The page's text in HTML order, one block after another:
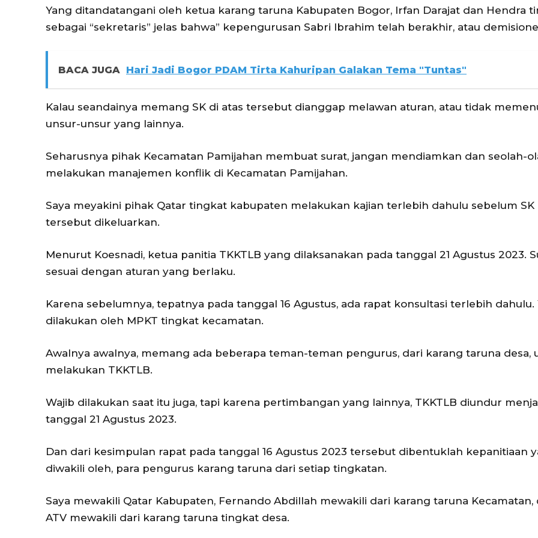
Yang ditandatangani oleh ketua karang taruna Kabupaten Bogor, Irfan Darajat dan Hendra
sebagai “sekretaris” jelas bahwa” kepengurusan Sabri Ibrahim telah berakhir, atau
BACA JUGA Hari Jadi Bogor PDAM Tirta Kahuripan Galakan Tema "Tuntas"
Kalau seandainya memang SK di atas tersebut dianggap melawan aturan, atau tidak
unsur-unsur yang lainnya.
Seharusnya pihak Kecamatan Pamijahan membuat surat, jangan mendiamkan dan seolah-
melakukan manajemen konflik di Kecamatan Pamijahan.
Saya meyakini pihak Qatar tingkat kabupaten melakukan kajian terlebih dahulu sebelum SK
tersebut dikeluarkan.
Menurut Koesnadi, ketua panitia TKKTLB yang dilaksanakan pada tanggal 21 Agustus 2023.
sesuai dengan aturan yang berlaku.
Karena sebelumnya, tepatnya pada tanggal 16 Agustus, ada rapat konsultasi terlebih dahulu.
dilakukan oleh MPKT tingkat kecamatan.
Awalnya awalnya, memang ada beberapa teman-teman pengurus, dari karang taruna desa,
melakukan TKKTLB.
Wajib dilakukan saat itu juga, tapi karena pertimbangan yang lainnya, TKKTLB diundur
tanggal 21 Agustus 2023.
Dan dari kesimpulan rapat pada tanggal 16 Agustus 2023 tersebut dibentuklah kepanitiaan
diwakili oleh, para pengurus karang taruna dari setiap tingkatan.
Saya mewakili Qatar Kabupaten, Fernando Abdillah mewakili dari karang taruna Kecamatan,
ATV mewakili dari karang taruna tingkat desa.